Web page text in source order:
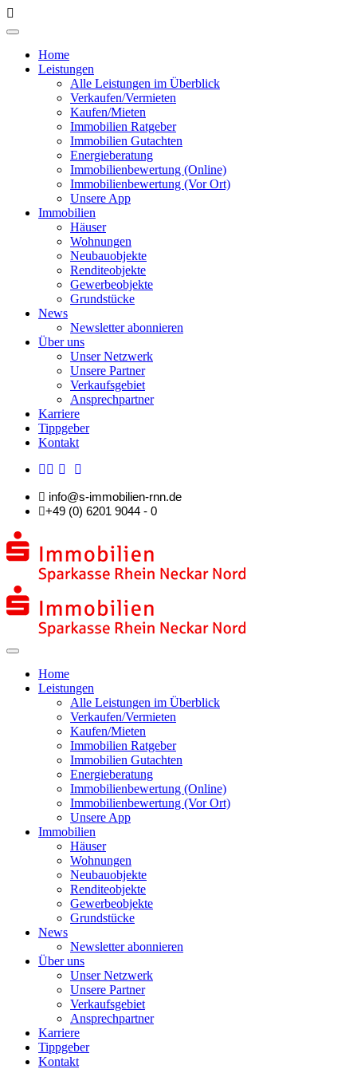
Home
Leistungen
Alle Leistungen im Überblick
Verkaufen/Vermieten
Kaufen/Mieten
Immobilien Ratgeber
Immobilien Gutachten
Energieberatung
Immobilienbewertung (Online)
Immobilienbewertung (Vor Ort)
Unsere App
Immobilien
Häuser
Wohnungen
Neubauobjekte
Renditeobjekte
Gewerbeobjekte
Grundstücke
News
Newsletter abonnieren
Über uns
Unser Netzwerk
Unsere Partner
Verkaufsgebiet
Ansprechpartner
Karriere
Tippgeber
Kontakt
info@s-immobilien-rnn.de
+49 (0) 6201 9044 - 0
Home
Leistungen
Alle Leistungen im Überblick
Verkaufen/Vermieten
Kaufen/Mieten
Immobilien Ratgeber
Immobilien Gutachten
Energieberatung
Immobilienbewertung (Online)
Immobilienbewertung (Vor Ort)
Unsere App
Immobilien
Häuser
Wohnungen
Neubauobjekte
Renditeobjekte
Gewerbeobjekte
Grundstücke
News
Newsletter abonnieren
Über uns
Unser Netzwerk
Unsere Partner
Verkaufsgebiet
Ansprechpartner
Karriere
Tippgeber
Kontakt